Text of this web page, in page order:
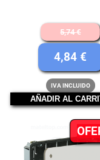
5,74€
4,84€
IVA INCLUIDO
AÑADIR AL